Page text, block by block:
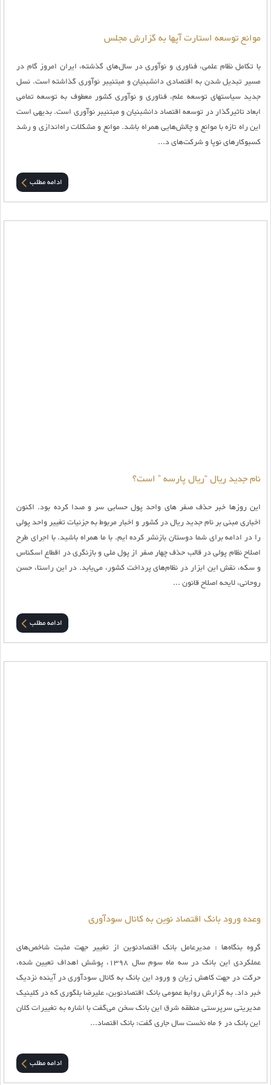
موانع توسعه استارت آپ‏ها به گزارش مجلس
با تکامل نظام علمی، فناوری و نوآوری در سال‌های گذشته، ایران امروز گام در
مسیر تبدیل شدن به اقتصادی دانش‎بنیان و مبتنی‎بر نوآوری گذاشته است. نسل
جدید سیاست‎های توسعه علم، فناوری و نوآوری کشور معطوف به توسعه تمامی
ابعاد تاثیرگذار در توسعه اقتصاد دانش‎بنیان و مبتنی‎بر نوآوری است. بدیهی است
این راه تازه با موانع و چالش‌هایی همراه باشد. موانع و مشکلات راه‌اندازی و رشد
کسب‎وکارهای نوپا و شرکت‌های د...
ادامه مطلب
نام جدید ریال “ریال پارسه ” است؟
این روزها خبر حذف صفر های واحد پول حسابی سر و صدا کرده بود. اکنون
اخباری مبنی بر نام جدید ریال در کشور و اخبار مربوط به جزئیات تغییر واحد پولی
را در ادامه برای شما دوستان بازنشر کرده ایم. با ما همراه باشید. با اجرای طرح
اصلاح نظام پولی در قالب حذف چهار صفر از پول ملی و بازنگری در اقطاع اسکناس
و سکه، نقش این ابزار در نظام­‌های پرداخت کشور، می‌یابد. در این راستا، حسن
روحانی، لایحه اصلاح قانون ...
ادامه مطلب
وعده ورود بانک اقتصاد نوین به کانال سودآوری
گروه بنگاه‌ها : مدیرعامل بانک اقتصادنوین از تغییر جهت مثبت شاخص‌های
عملکردی این بانک در سه ماه سوم سال 1398، پوشش اهداف تعیین شده،
حرکت در جهت کاهش زیان و ورود این بانک به کانال سودآوری در آینده نزدیک
خبر داد. به گزارش روابط عمومی بانک اقتصادنوین، علیرضا بلگوری که در کلینیک
مدیریتی سرپرستی منطقه شرق این بانک سخن می‌گفت با اشاره به تغییرات کلان
این بانک در 6 ماه نخست سال جاری گفت: بانک اقتصاد...
ادامه مطلب